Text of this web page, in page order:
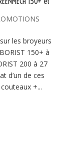
les broyeurs
150+ à
200 à 27
d’un de ces
+...